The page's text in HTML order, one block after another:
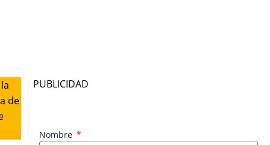
de
PUBLICIDAD
Nombre